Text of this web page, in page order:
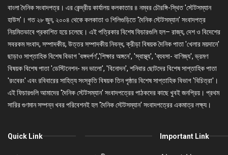
বাংলা দৈনিক সংবাদপত্র। এর কেন্দ্রীয় কার্যালয় কলকাতার ৪ নম্বর চৌরঙ্গি-স্থিত 'স্টেটসম্যান
হাউস'। গত ২৮ জুন, ২০০৪ থেকে কলকাতা ও শিলিগুড়িতে 'দৈনিক স্টেটসম্যান' সংবাদপত্র
নিয়মিতভাবে প্রকাশিত হয়ে চলেছে। এই পত্রিকার বিশেষ ফিচারগুলি হল– রাজ্য, দেশ ও বিদেশের
সবরকম সংবাদ, সম্পাদকীয়, উত্তর সম্পাদকীয় নিবন্ধ, ক্রীড়া বিষয়ক দৈনিক পাতা 'খেলার ময়দানে'
ছাড়াও সাপ্তাহিক বিশেষ বিভাগ 'বঙ্গদর্পণ','শিক্ষার অঙ্গনে', 'স্বাস্থ্য', 'ব্যবসা- বাণিজ্য', ভ্রমণ
বিষয়ক বিশেষ পাতা 'ডেস্টিনেশন- মন ভালো', 'বিনোদন', শনিবার ছোটদের বিশেষ সাপ্তাহিক পাতা
'রংবেরং' এবং রবিবারের সাহিত্য সংস্কৃতি বিষয়ক তিন পৃষ্ঠার বিশেষ সাপ্তাহিক বিভাগ 'বিচিত্রা'।
এই ফিচারগুলি আমাদের 'দৈনিক স্টেটসম্যান' সংবাদপত্রের পাঠকদের কাছে খুবই জনপ্রিয়। প্রথম
সারির গুণমান সম্পন্ন খবর পরিবেশনই হল 'দৈনিক স্টেটসম্যান' সংবাদপত্রের একমাত্র লক্ষ্য।
Quick Link Important Link